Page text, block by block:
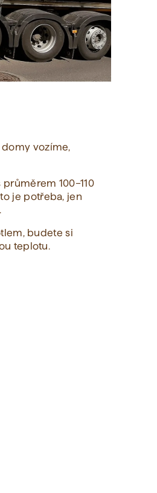
vozíme,
100–110
je potřeba, jen
budete si
teplotu.